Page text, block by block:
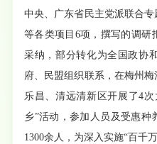
中央、广东省民主党派联合
等各类项目6项，撰写的调研
采纳，部分转化为全国政协
府、民盟组织联系，在梅州
乐昌、清远清新区开展了4
乡”活动，参加人员及受惠
1300余人，为深入实施“百千